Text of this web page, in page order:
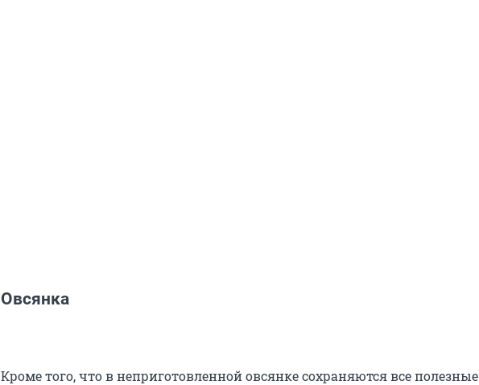
Овсянка
Кроме того, что в неприготовленной овсянке сохраняются все полезные